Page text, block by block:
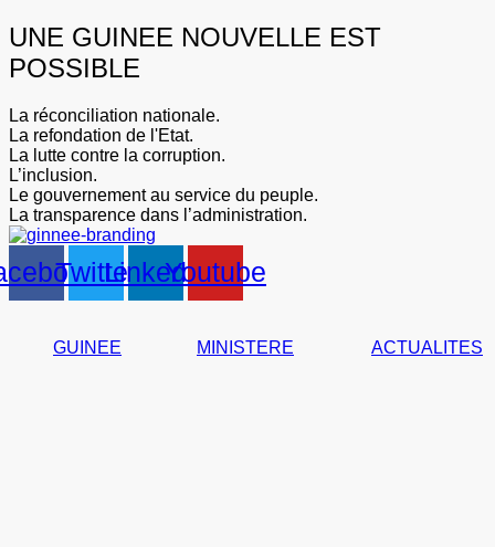
UNE GUINEE NOUVELLE EST
POSSIBLE
La réconciliation nationale.
La refondation de l'Etat.
La lutte contre la corruption.
L’inclusion.
Le gouvernement au service du peuple.
La transparence dans l’administration.
TwitterLinkedinYoutube
GUINEE MINISTERE ACTUALITES